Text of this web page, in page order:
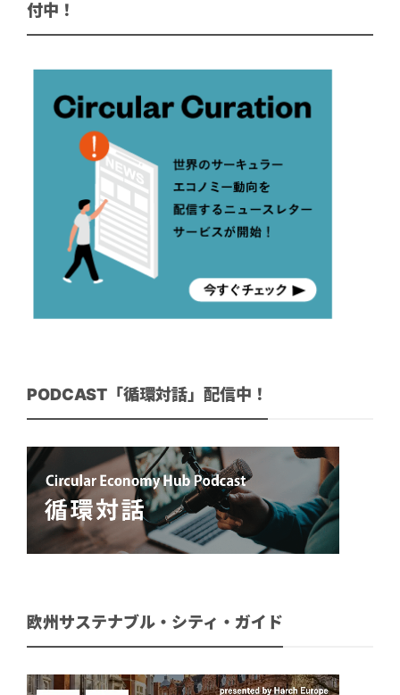
付中！
PODCAST「循環対話」配信中！
欧州サステナブル・シティ・ガイド